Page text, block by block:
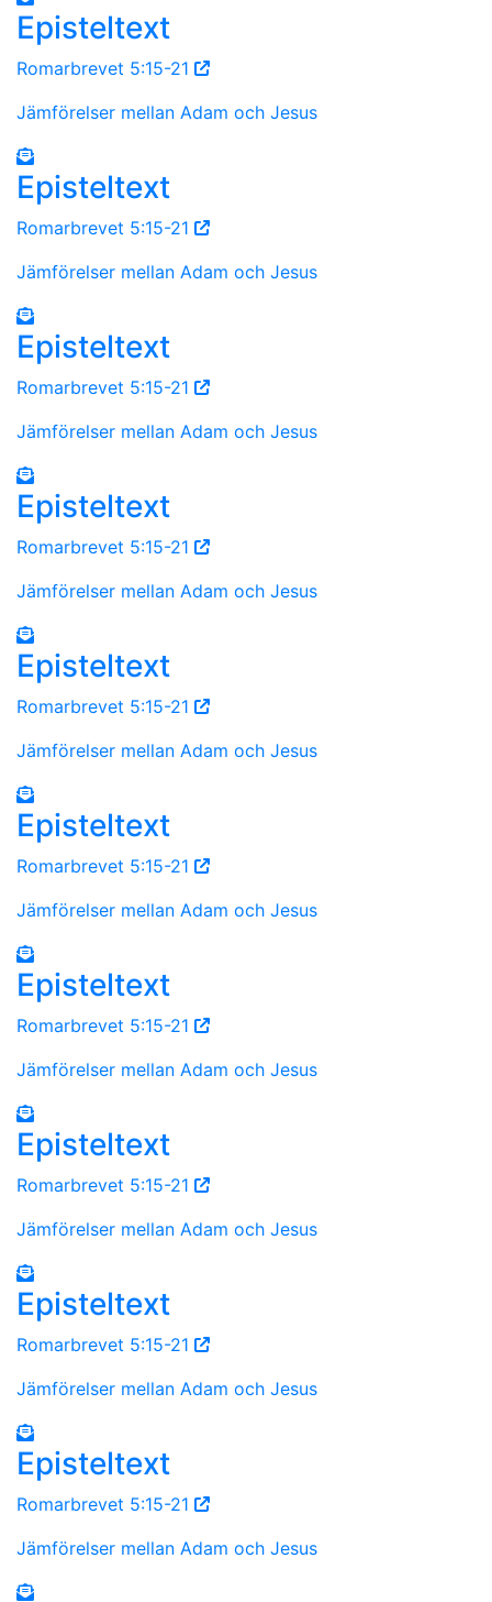
Episteltext
Romarbrevet 5:15-21
Jämförelser mellan Adam och Jesus
Episteltext
Romarbrevet 5:15-21
Jämförelser mellan Adam och Jesus
Episteltext
Romarbrevet 5:15-21
Jämförelser mellan Adam och Jesus
Episteltext
Romarbrevet 5:15-21
Jämförelser mellan Adam och Jesus
Episteltext
Romarbrevet 5:15-21
Jämförelser mellan Adam och Jesus
Episteltext
Romarbrevet 5:15-21
Jämförelser mellan Adam och Jesus
Episteltext
Romarbrevet 5:15-21
Jämförelser mellan Adam och Jesus
Episteltext
Romarbrevet 5:15-21
Jämförelser mellan Adam och Jesus
Episteltext
Romarbrevet 5:15-21
Jämförelser mellan Adam och Jesus
Episteltext
Romarbrevet 5:15-21
Jämförelser mellan Adam och Jesus